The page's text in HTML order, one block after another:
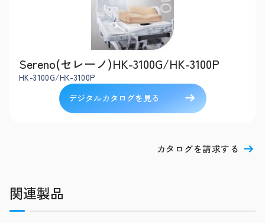
Sereno(セレーノ)HK-3100G/HK-3100P
HK-3100G/HK-3100P
デジタルカタログを見る
カタログを請求する
関連製品